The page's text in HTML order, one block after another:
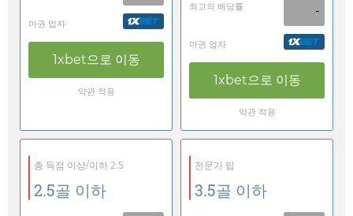
마권 업자
1xbet으로 이동
약관 적용
최고의 배당률 -
마권 업자
1xbet으로 이동
약관 적용
총 득점 이상/이하 2.5
2.5골 이하
전문가 팁
3.5골 이하